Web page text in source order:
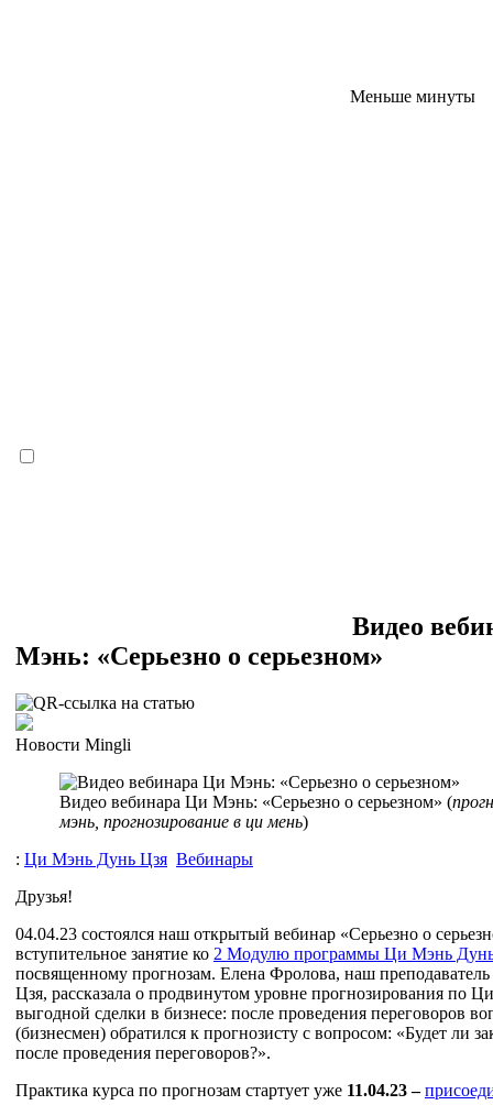
Меньше минуты
Видео
Мэнь: «Серьезно о серьезном»
Новости Mingli
Видео вебинара Ци Мэнь: «Серьезно о серьезном» (
мэнь, прогнозирование в ци мень)
: Ци Мэнь Дунь Цзя Вебинары
Друзья!
04.04.23 состоялся наш открытый вебинар «Серьезно о
вступительное занятие ко 2 Модулю программы Ци Мэнь
посвященному прогнозам. Елена Фролова, наш
Цзя, рассказала о продвинутом уровне прогнозирования по
выгодной сделки в бизнесе: после проведения переговоров
(бизнесмен) обратился к прогнозисту с вопросом: «Будет ли
после проведения переговоров?».
Практика курса по прогнозам стартует уже 11.04.23 –